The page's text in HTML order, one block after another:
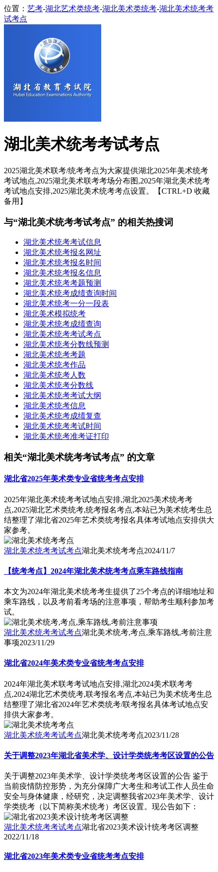
位置： 艺考-湖北艺术类统考-湖北美术类统考-湖北美术统考考
试考点
湖北美术统考考试考点
2025湖北美术联考/统考考点为大家提供湖北2025年美术统考
考试地点,2025湖北美术联考考场分布图,2025年湖北美术统考
考试地点安排,2025湖北美术统考考点设置。【CTRL+D 收藏
备用】
与“湖北美术统考考试考点” 的相关热搜词
湖北美术统考考试信息
湖北美术统考报名网址
湖北美术统考报名时间
湖北美术统考报名信息
湖北美术统考考题预测
湖北美术统考成绩查询时间
湖北美术统考一分一段表
湖北美术模拟统考
湖北美术统考成绩查询
湖北美术统考考试考点
湖北美术统考分数线预测
湖北美术统考考题
湖北美术统考作品
湖北美术统考人数
湖北美术统考分数线
湖北美术统考考试大纲
湖北美术统考信息
湖北美术统考成绩复查
湖北美术统考考试时间
湖北美术统考准考证打印
相关“湖北美术统考考试考点” 的文章
湖北省2025年美术类专业省统考考点安排
2025年湖北美术统考考试地点安排,湖北2025美术统考考
点,2025湖北艺术类统考,统考报名考点,本站已为美术统考生总
结整理了湖北省2025年艺术类统考报名具体考试地点安排供大
家参考。
湖北美术统考考试考点湖北美术统考考点2024/11/7
【统考考点】2024年湖北美术统考考点乘车路线指南
本文为2024年湖北美术统考考生提供了25个考点的详细地址和
乘车路线，以及考前看考场的注意事项，帮助考生顺利参加考
试。
湖北美术统考考试考点湖北美术统考,考点,乘车路线,考前注意
事项2023/11/29
湖北省2024年美术类专业省统考考点安排
2024年湖北美术联考考试地点安排,湖北2024美术联考考
点,2024湖北艺术类统考,联考报名考点,本站已为美术统考生总
结整理了湖北省2024年艺术类统考/联考报名具体考试地点安
排供大家参考。
湖北美术统考考试考点湖北美术统考考点2023/11/28
关于调整2023年湖北省美术学、设计学类统考考区设置的公告
关于调整2023年美术学、设计学类统考考区设置的公告 鉴于
当前疫情防控形势，为充分保障广大考生和考试工作人员生命
安全与身体健康，经研究，决定调整我省2023年美术学、设计
学类统考（以下简称美术统考）考区设置。现公告如下：
湖北美术统考考试考点湖北省2023美术设计统考考区调整
2022/11/18
湖北省2023年美术类专业省统考考点安排